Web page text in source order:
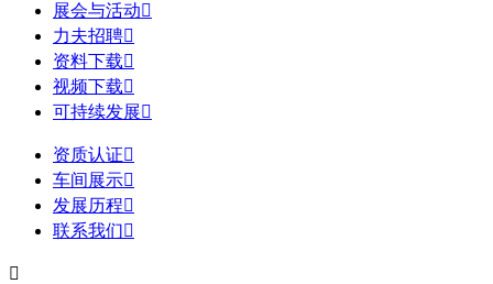
展会与活动
力夫招聘
资料下载
视频下载
可持续发展
资质认证
车间展示
发展历程
联系我们
